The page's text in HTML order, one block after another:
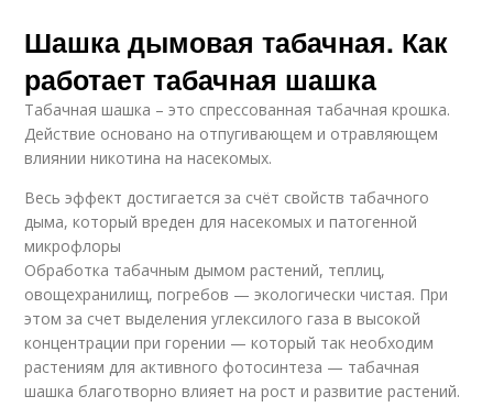
Шашка дымовая табачная. Как
работает табачная шашка
Табачная шашка – это спрессованная табачная крошка.
Действие основано на отпугивающем и отравляющем
влиянии никотина на насекомых.
Весь эффект достигается за счёт свойств табачного
дыма, который вреден для насекомых и патогенной
микрофлоры
Обработка табачным дымом растений, теплиц,
овощехранилищ, погребов — экологически чистая. При
этом за счет выделения углексилого газа в высокой
концентрации при горении — который так необходим
растениям для активного фотосинтеза — табачная
шашка благотворно влияет на рост и развитие растений.